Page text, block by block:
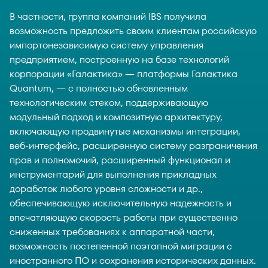
В частности, группа компаний IBS получила
возможность предложить своим клиентам российскую
импортонезависимую систему управления
предприятием, построенную на базе технологий
корпорации «Галактика» — платформы Галактика
Quantum, — с полностью обновленным
технологическим стеком, поддерживающую
модульный подход и композитную архитектуру,
включающую продвинутые механизмы интеграции,
веб-интерфейс, расширенную систему разграничения
прав и полномочий, расширенный функционал и
инструментарий для выполнения прикладных
доработок любого уровня сложности и др.,
обеспечивающую исключительную надежность и
впечатляющую скорость работы при существенно
сниженных требованиях к аппаратной части,
возможность постепенной поэтапной миграции с
иностранного ПО и сохранения исторических данных.